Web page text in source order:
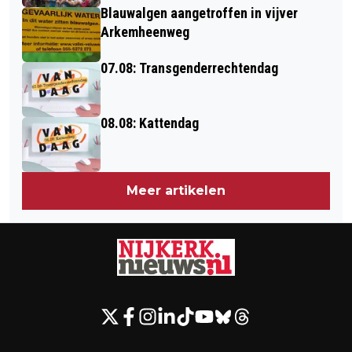
Blauwalgen aangetroffen in vijver
Arkemheenweg
07.08: Transgenderrechtendag
08.08: Kattendag
Meer artikelen